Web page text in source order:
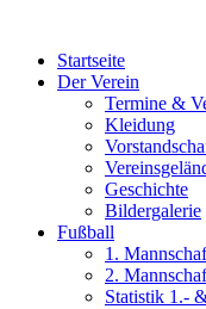
wechselnStartseite
Der Verein
Termine &
Kleidung
Geschichte
Bildergalerie
Fußball
1.
2.
Statistik 1.-